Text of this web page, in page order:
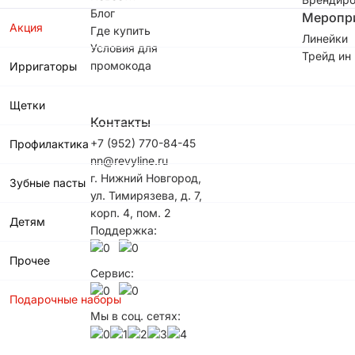
Акция
Ирригаторы
Щетки
Профилактика
Зубные пасты
Детям
Прочее
Подарочные наборы
Блог
Где купить
Условия для
промокода
Линейки
Трейд ин
Контакты
+7 (952) 770-84-45
nn@revyline.ru
г. Нижний Новгород,
ул. Тимирязева, д. 7,
корп. 4, пом. 2
Поддержка:
Сервис:
Мы в соц. сетях: